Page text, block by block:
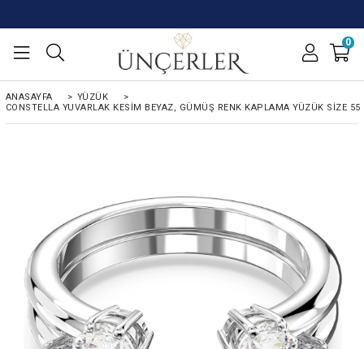
0
ANASAYFA > YÜZÜK
>
CONSTELLA YUVARLAK KESIM BEYAZ, GÜMÜŞ RENK KAPLAMA YÜZÜK SIZE 55